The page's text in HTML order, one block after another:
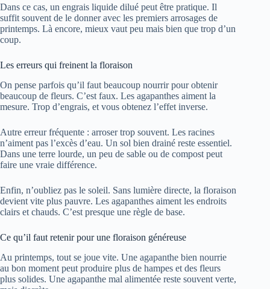
Dans ce cas, un engrais liquide dilué peut être pratique. Il
suffit souvent de le donner avec les premiers arrosages de
printemps. Là encore, mieux vaut peu mais bien que trop d’un
coup.
Les erreurs qui freinent la floraison
On pense parfois qu’il faut beaucoup nourrir pour obtenir
beaucoup de fleurs. C’est faux. Les agapanthes aiment la
mesure. Trop d’engrais, et vous obtenez l’effet inverse.
Autre erreur fréquente : arroser trop souvent. Les racines
n’aiment pas l’excès d’eau. Un sol bien drainé reste essentiel.
Dans une terre lourde, un peu de sable ou de compost peut
faire une vraie différence.
Enfin, n’oubliez pas le soleil. Sans lumière directe, la floraison
devient vite plus pauvre. Les agapanthes aiment les endroits
clairs et chauds. C’est presque une règle de base.
Ce qu’il faut retenir pour une floraison généreuse
Au printemps, tout se joue vite. Une agapanthe bien nourrie
au bon moment peut produire plus de hampes et des fleurs
plus solides. Une agapanthe mal alimentée reste souvent verte,